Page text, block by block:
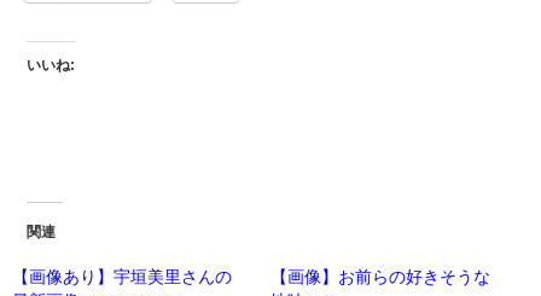
いいね:
関連
【画像あり】宇垣美里さんの
【画像】お前らの好きそうな